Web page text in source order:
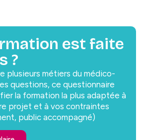
est faite
?
plusieurs métiers du médico-
questions, ce questionnaire
la formation la plus adaptée à
projet et à vos contraintes
public accompagné)